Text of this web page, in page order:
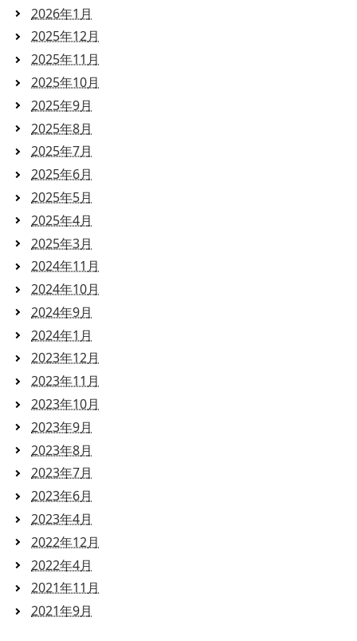
2026年1月
2025年12月
2025年11月
2025年10月
2025年9月
2025年8月
2025年7月
2025年6月
2025年5月
2025年4月
2025年3月
2024年11月
2024年10月
2024年9月
2024年1月
2023年12月
2023年11月
2023年10月
2023年9月
2023年8月
2023年7月
2023年6月
2023年4月
2022年12月
2022年4月
2021年11月
2021年9月